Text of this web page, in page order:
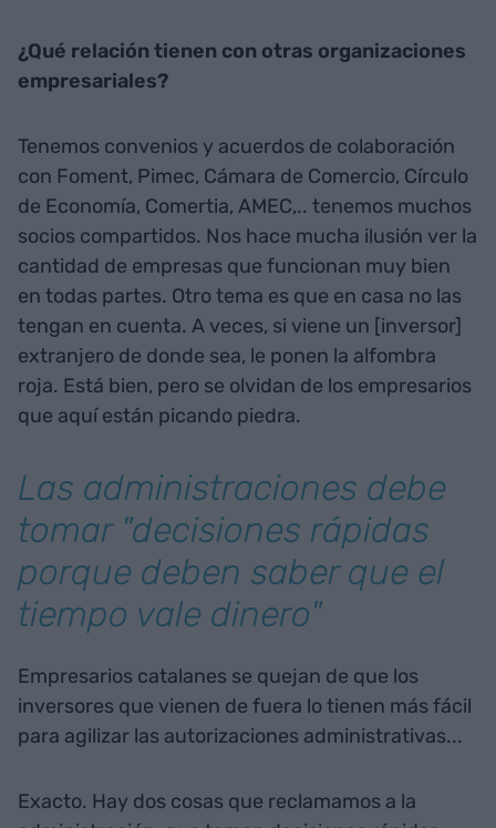
¿Qué relación tienen con otras organizaciones
empresariales?
Tenemos convenios y acuerdos de colaboración
con Foment, Pimec, Cámara de Comercio, Círculo
de Economía, Comertia, AMEC,.. tenemos muchos
socios compartidos. Nos hace mucha ilusión ver la
cantidad de empresas que funcionan muy bien
en todas partes. Otro tema es que en casa no las
tengan en cuenta. A veces, si viene un [inversor]
extranjero de donde sea, le ponen la alfombra
roja. Está bien, pero se olvidan de los empresarios
que aquí están picando piedra.
Las administraciones debe
tomar "decisiones rápidas
porque deben saber que el
tiempo vale dinero"
Empresarios catalanes se quejan de que los
inversores que vienen de fuera lo tienen más fácil
para agilizar las autorizaciones administrativas...
Exacto. Hay dos cosas que reclamamos a la